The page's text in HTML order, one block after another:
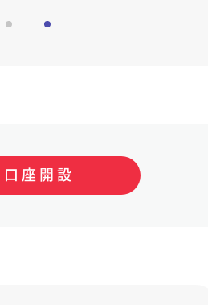
口座開設